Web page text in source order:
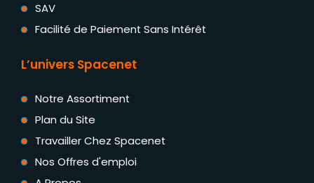
SAV
Facilité de Paiement Sans Intérêt
L’univers Spacenet
Notre Assortiment
Plan du Site
Travailler Chez Spacenet
Nos Offres d'emploi